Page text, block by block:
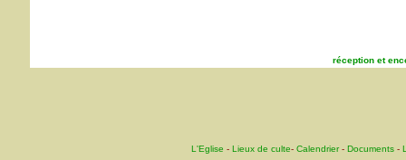
réception et
L'Eglise - Lieux de culte- Calendrier- Documents-